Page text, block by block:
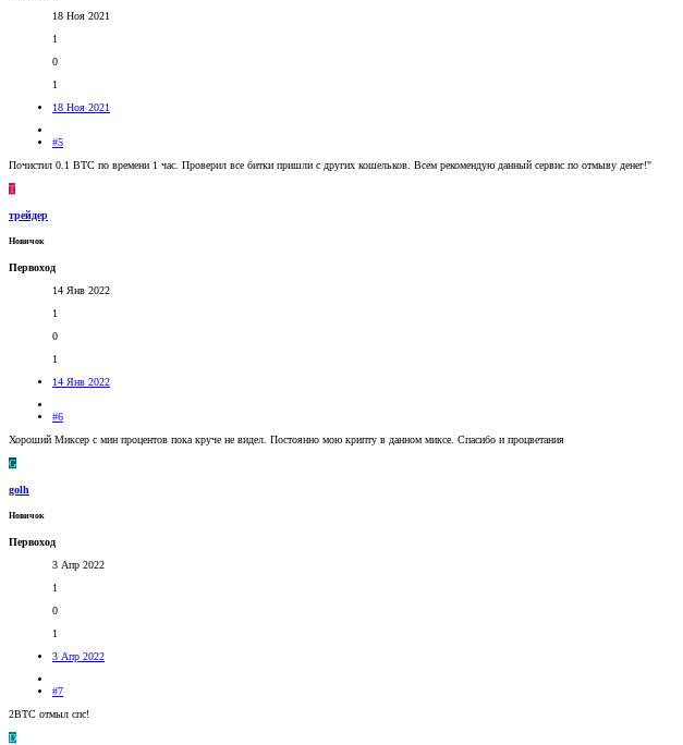
18 Ноя 2021
1
0
1
18 Ноя 2021
#5
Почистил 0.1 BTC по времени 1 час. Проверил все битки пришли с других кошельков. Всем рекомендую данный сервис по отмыву денег!"
Т
трейдер
Новичок
Первоход
14 Янв 2022
1
0
1
14 Янв 2022
#6
Хороший Миксер с мин процентов пока круче не видел. Постоянно мою крипту в данном миксе. Спасибо и процветания
G
golh
Новичок
Первоход
3 Апр 2022
1
0
1
3 Апр 2022
#7
2BTC отмыл спс!
D